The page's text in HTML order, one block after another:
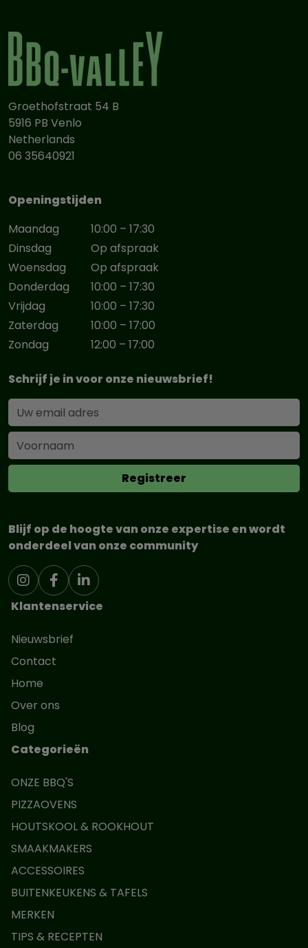
Groethofstraat 54 B
5916 PB Venlo
Netherlands
06 35640921
Openingstijden
Maandag
10:00 – 17:30
Dinsdag
Op afspraak
Woensdag
Op afspraak
Donderdag
10:00 – 17:30
Vrijdag
10:00 – 17:30
Zaterdag
10:00 – 17:00
Zondag
12:00 – 17:00
Schrijf je in voor onze nieuwsbrief!
Blijf op de hoogte van onze expertise en wordt
onderdeel van onze community
Klantenservice
Nieuwsbrief
Contact
Home
Over ons
Blog
Categorieën
ONZE BBQ'S
PIZZAOVENS
HOUTSKOOL & ROOKHOUT
SMAAKMAKERS
ACCESSOIRES
BUITENKEUKENS & TAFELS
MERKEN
TIPS & RECEPTEN